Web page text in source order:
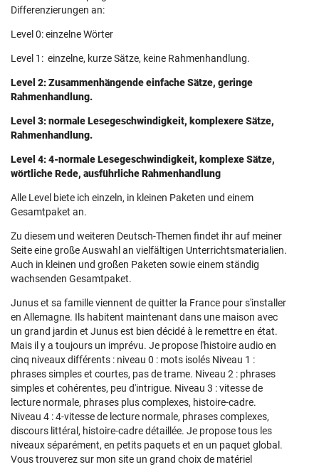
Differenzierungen an:
Level 0: einzelne Wörter
Level 1: einzelne, kurze Sätze, keine Rahmenhandlung.
Level 2: Zusammenhängende einfache Sätze, geringe
Rahmenhandlung.
Level 3: normale Lesegeschwindigkeit, komplexere Sätze,
Rahmenhandlung.
Level 4: 4-normale Lesegeschwindigkeit, komplexe Sätze,
wörtliche Rede, ausführliche Rahmenhandlung
Alle Level biete ich einzeln, in kleinen Paketen und einem
Gesamtpaket an.
Zu diesem und weiteren Deutsch-Themen findet ihr auf meiner
Seite eine große Auswahl an vielfältigen Unterrichtsmaterialien.
Auch in kleinen und großen Paketen sowie einem ständig
wachsenden Gesamtpaket.
Junus et sa famille viennent de quitter la France pour s'installer
en Allemagne. Ils habitent maintenant dans une maison avec
un grand jardin et Junus est bien décidé à le remettre en état.
Mais il y a toujours un imprévu. Je propose l'histoire audio en
cinq niveaux différents : niveau 0 : mots isolés Niveau 1 :
phrases simples et courtes, pas de trame. Niveau 2 : phrases
simples et cohérentes, peu d'intrigue. Niveau 3 : vitesse de
lecture normale, phrases plus complexes, histoire-cadre.
Niveau 4 : 4-vitesse de lecture normale, phrases complexes,
discours littéral, histoire-cadre détaillée. Je propose tous les
niveaux séparément, en petits paquets et en un paquet global.
Vous trouverez sur mon site un grand choix de matériel